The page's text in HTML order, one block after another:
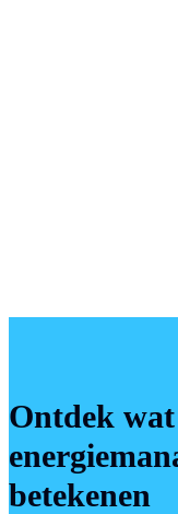
Ontdek
betekenen